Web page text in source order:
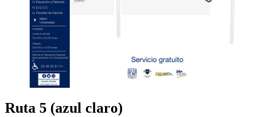
Ruta 5 (azul claro)